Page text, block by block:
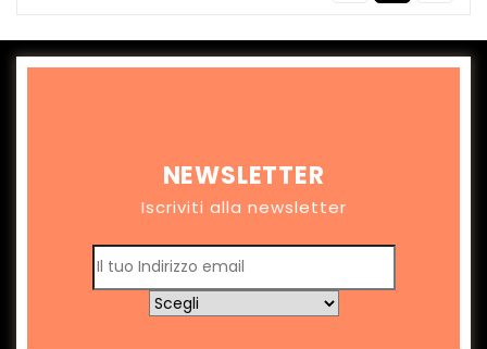
NEWSLETTER
Iscriviti alla newsletter